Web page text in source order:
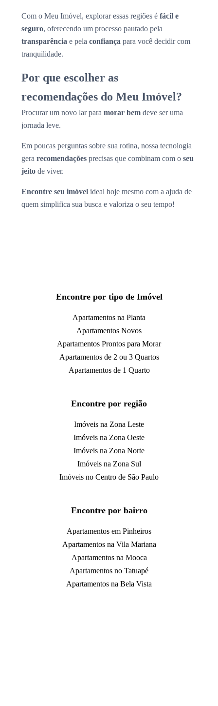
Com o Meu Imóvel, explorar essas regiões é fácil e
seguro, oferecendo um processo pautado pela
transparência e pela confiança para você decidir com
tranquilidade.
Por que escolher as
recomendações do Meu Imóvel?
Procurar um novo lar para morar bem deve ser uma
jornada leve.
Em poucas perguntas sobre sua rotina, nossa tecnologia
gera recomendações precisas que combinam com o seu
jeito de viver.
Encontre seu imóvel ideal hoje mesmo com a ajuda de
quem simplifica sua busca e valoriza o seu tempo!
Encontre por tipo de Imóvel
Apartamentos na Planta
Apartamentos Novos
Apartamentos Prontos para Morar
Apartamentos de 2 ou 3 Quartos
Apartamentos de 1 Quarto
Encontre por região
Imóveis na Zona Leste
Imóveis na Zona Oeste
Imóveis na Zona Norte
Imóveis na Zona Sul
Imóveis no Centro de São Paulo
Encontre por bairro
Apartamentos em Pinheiros
Apartamentos na Vila Mariana
Apartamentos na Mooca
Apartamentos no Tatuapé
Apartamentos na Bela Vista